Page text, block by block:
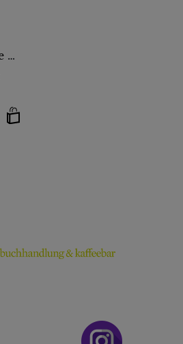
Harry Kane - Little People, BIG DREAMS (Deutsche Ausgabe)